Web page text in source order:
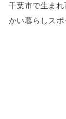
千葉市で生ま
かい暮らしスポ